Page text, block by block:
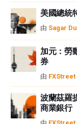
美國總統
由 Sagar
加元：勞
券
由
波蘭茲羅
商業銀行